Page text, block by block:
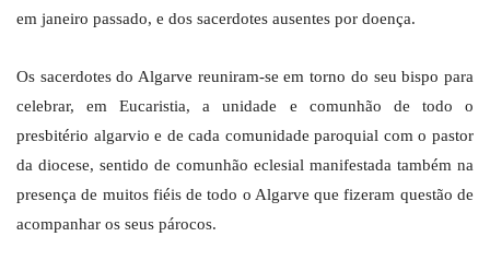
em janeiro passado, e dos sacerdotes ausentes por doença.
Os sacerdotes do Algarve reuniram-se em torno do seu bispo para
celebrar, em Eucaristia, a unidade e comunhão de todo o
presbitério algarvio e de cada comunidade paroquial com o pastor
da diocese, sentido de comunhão eclesial manifestada também na
presença de muitos fiéis de todo o Algarve que fizeram questão de
acompanhar os seus párocos.